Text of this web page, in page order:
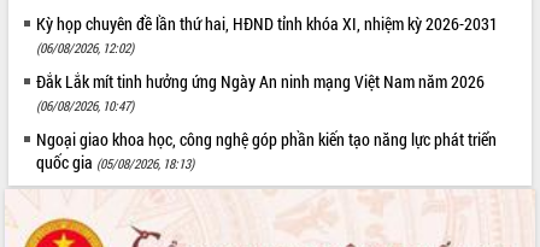
Kỳ họp chuyên đề lần thứ hai, HĐND tỉnh khóa XI, nhiệm kỳ 2026-2031
(06/08/2026, 12:02)
Đắk Lắk mít tinh hưởng ứng Ngày An ninh mạng Việt Nam năm 2026
(06/08/2026, 10:47)
Ngoại giao khoa học, công nghệ góp phần kiến tạo năng lực phát triển
quốc gia (05/08/2026, 18:13)